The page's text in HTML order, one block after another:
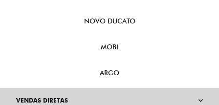
NOVO DUCATO
MOBI
ARGO
VENDAS DIRETAS